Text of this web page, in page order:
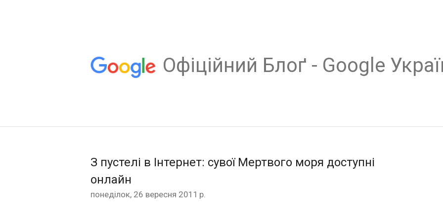
Oфіційний Блоґ - Google
З пустелі в Інтернет: сувої Мертвого моря доступні
онлайн
понеділок, 26 вересня 2011 р.